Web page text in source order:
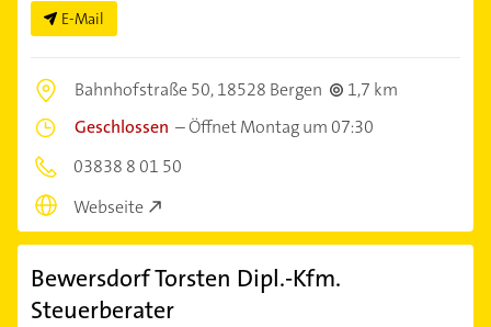
E-Mail
Bahnhofstraße 50,18528 Bergen
1,7 km
Geschlossen –Öffnet Montag um 07:30
03838 8 01 50
Webseite
Bewersdorf Torsten Dipl.-Kfm.
Steuerberater